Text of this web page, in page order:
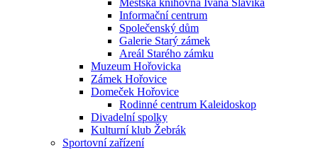
Městská knihovna Ivana Slavíka
Informační centrum
Společenský dům
Galerie Starý zámek
Areál Starého zámku
Muzeum Hořovicka
Zámek Hořovice
Domeček Hořovice
Rodinné centrum Kaleidoskop
Divadelní spolky
Kulturní klub Žebrák
Sportovní zařízení